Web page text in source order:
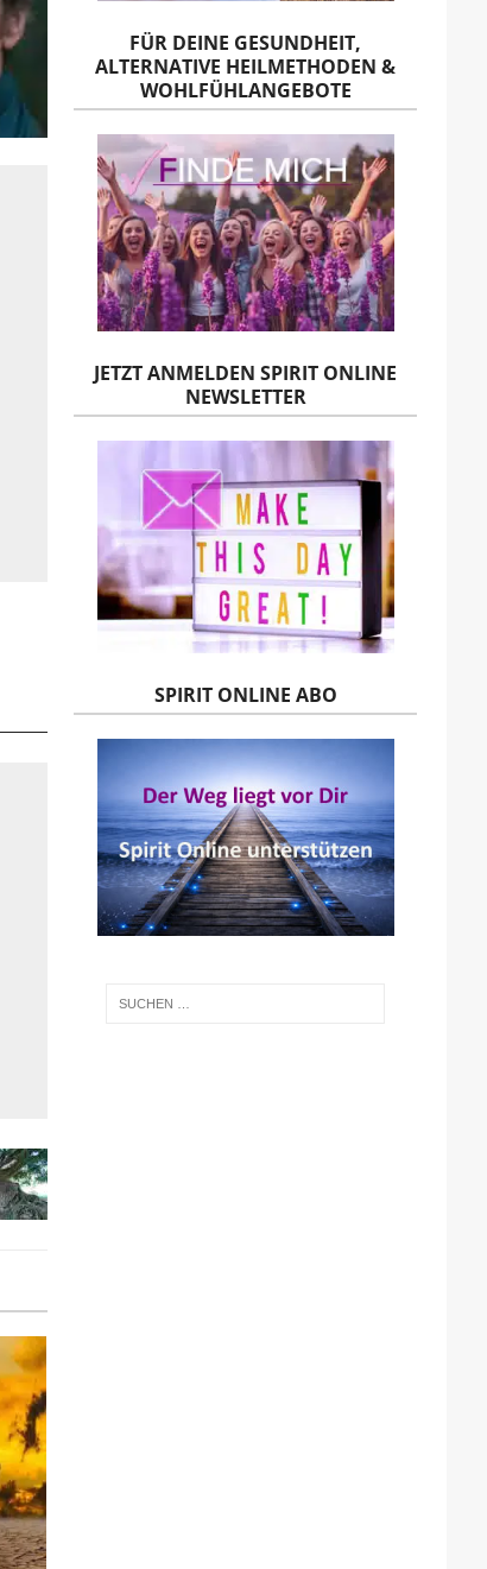
FÜR DEINE GESUNDHEIT,
ALTERNATIVE HEILMETHODEN &
WOHLFÜHLANGEBOTE
JETZT ANMELDEN SPIRIT ONLINE
NEWSLETTER
SPIRIT ONLINE ABO